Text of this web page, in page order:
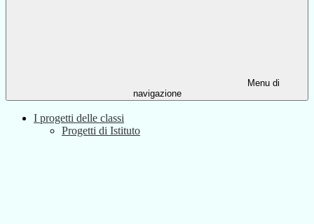
Menu di
navigazione
I progetti delle classi
Progetti di Istituto